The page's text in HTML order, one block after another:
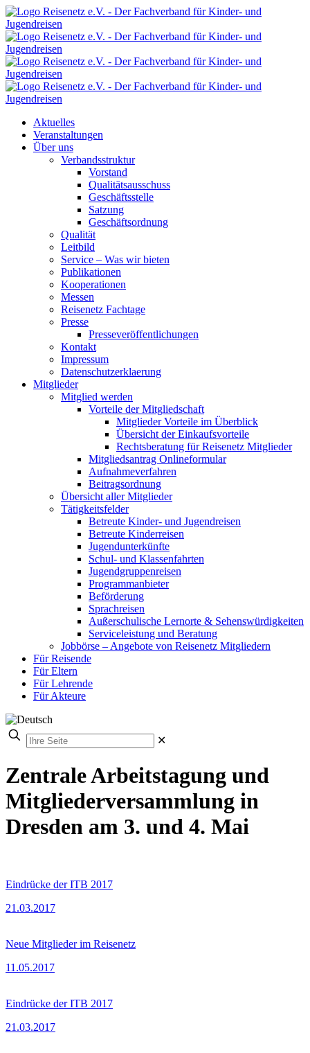
Aktuelles
Veranstaltungen
Über uns
Verbandsstruktur
Vorstand
Qualitätsausschuss
Geschäftsstelle
Satzung
Geschäftsordnung
Qualität
Leitbild
Service – Was wir bieten
Publikationen
Kooperationen
Messen
Reisenetz Fachtage
Presse
Presseveröffentlichungen
Kontakt
Impressum
Datenschutzerklaerung
Mitglieder
Mitglied werden
Vorteile der Mitgliedschaft
Mitglieder Vorteile im Überblick
Übersicht der Einkaufsvorteile
Rechtsberatung für Reisenetz Mitglieder
Mitgliedsantrag Onlineformular
Aufnahmeverfahren
Beitragsordnung
Übersicht aller Mitglieder
Tätigkeitsfelder
Betreute Kinder- und Jugendreisen
Betreute Kinderreisen
Jugendunterkünfte
Schul- und Klassenfahrten
Jugendgruppenreisen
Programmanbieter
Beförderung
Sprachreisen
Außerschulische Lernorte & Sehenswürdigkeiten
Serviceleistung und Beratung
Jobbörse – Angebote von Reisenetz Mitgliedern
Für Reisende
Für Eltern
Für Lehrende
Für Akteure
✕
Zentrale Arbeitstagung und
Mitgliederversammlung in
Dresden am 3. und 4. Mai
Eindrücke der ITB 2017
21.03.2017
Neue Mitglieder im Reisenetz
11.05.2017
Eindrücke der ITB 2017
21.03.2017